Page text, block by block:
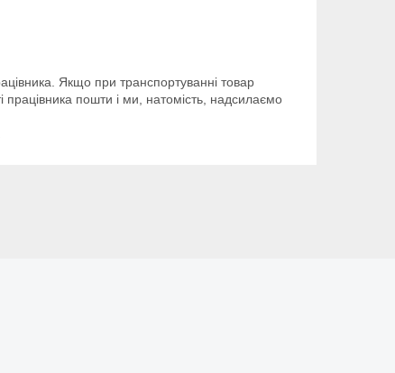
Якщо при транспортуванні товар
працівника пошти і ми, натомість, надсилаємо